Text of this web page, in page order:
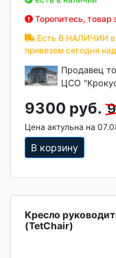
Торопитесь, товар
Есть В НАЛИЧИИ в
привезем сегодня
Продавец
ЦСО
9300 руб.
Цена актульна на
В корзину
Кресло
(TetChair)